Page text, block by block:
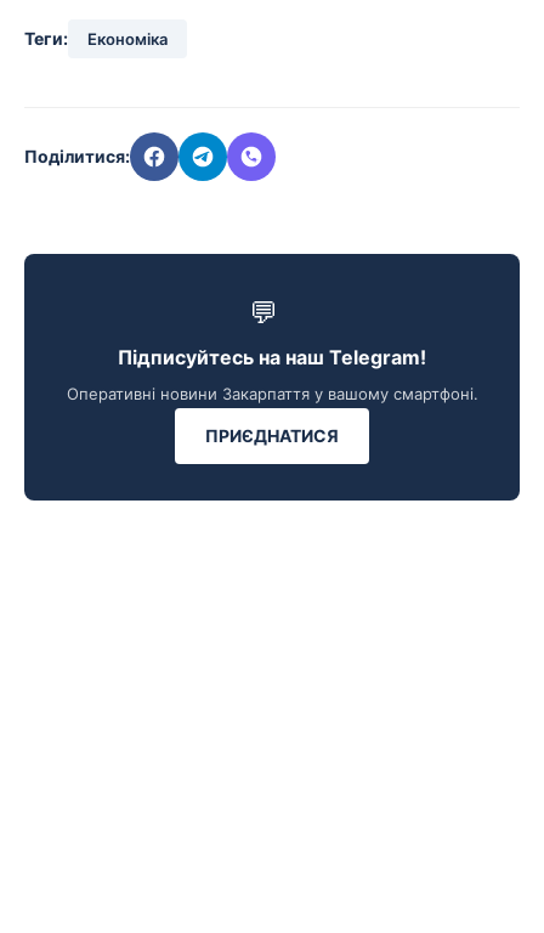
Теги: Економіка
Поділитися:
💬
Підписуйтесь на наш Telegram!
Оперативні новини Закарпаття у вашому смартфоні.
ПРИЄДНАТИСЯ